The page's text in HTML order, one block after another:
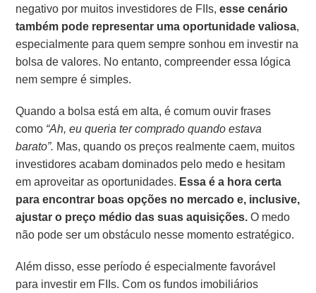
negativo por muitos investidores de FIIs,esse cenário
também pode representar uma oportunidade valiosa,
especialmente para quem sempre sonhou em investir na
bolsa de valores. No entanto, compreender essa lógica
nem sempre é simples.
Quando a bolsa está em alta, é comum ouvir frases
como “Ah, eu queria ter comprado quando estava
barato”. Mas, quando os preços realmente caem, muitos
investidores acabam dominados pelo medo e hesitam
em aproveitar as oportunidades. Essa é a hora certa
para encontrar boas opções no mercado e, inclusive,
ajustar o preço médio das suas aquisições.O medo
não pode ser um obstáculo nesse momento estratégico.
Além disso, esse período é especialmente favorável
para investir em FIIs. Com os fundos imobiliários